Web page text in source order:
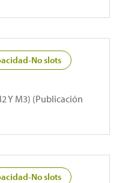
No slots
Y M3) (Publicación
No slots